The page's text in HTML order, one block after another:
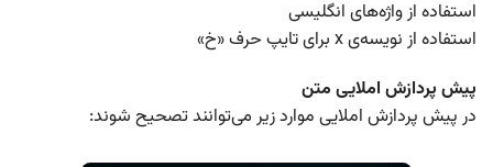
استفاده از واژه‌های انگلیسی
استفاده از نویسه‌ی x برای تایپ حرف «خ»
پیش پردازش املایی متن
در پیش پردازش املایی موارد زیر می‌توانند تصحیح شوند: